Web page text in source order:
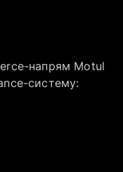
напрям Motul
систему: